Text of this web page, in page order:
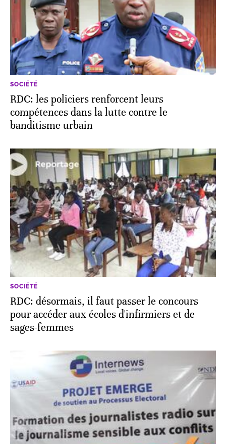
SOCIÉTÉ
RDC: les policiers renforcent leurs
compétences dans la lutte contre le
banditisme urbain
SOCIÉTÉ
RDC: désormais, il faut passer le concours
pour accéder aux écoles d'infirmiers et de
sages-femmes